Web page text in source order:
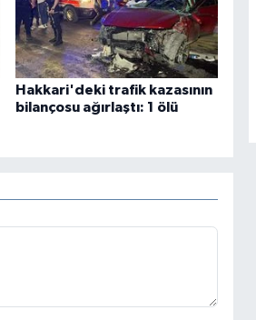
Hakkari'deki trafik kazasının
bilançosu ağırlaştı: 1 ölü